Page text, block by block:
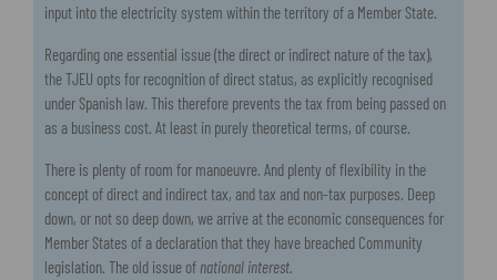
input into the electricity system within the territory of a Member State.
Regarding one essential issue (the direct or indirect nature of the tax),
the TJEU opts for recognition of direct status, as explicitly recognised
under Spanish law. This therefore prevents the tax from being passed on
as a business cost. At least in purely theoretical terms, of course.
There is plenty of room for manoeuvre. And plenty of flexibility in the
concept of direct and indirect tax, and tax and non-tax purposes. Deep
down, or not so deep down, we arrive at the economic consequences for
Member States of a declaration that they have breached Community
legislation. The old issue of national interest.